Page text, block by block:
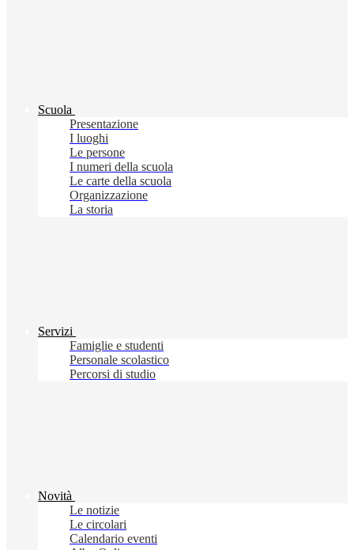
Scuola
Presentazione
I luoghi
Le persone
I numeri della scuola
Le carte della scuola
Organizzazione
La storia
Servizi
Famiglie e studenti
Personale scolastico
Percorsi di studio
Novità
Le notizie
Le circolari
Calendario eventi